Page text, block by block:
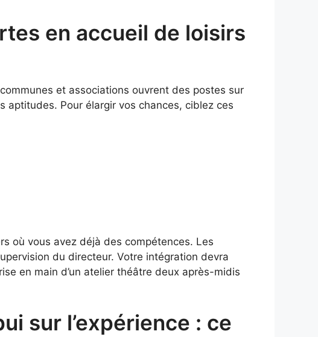
en accueil de loisirs
et associations ouvrent des postes sur
aptitudes. Pour élargir vos chances, ciblez ces
où vous avez déjà des compétences. Les
du directeur. Votre intégration devra
en main d’un atelier théâtre deux après-midis
sur l’expérience : ce